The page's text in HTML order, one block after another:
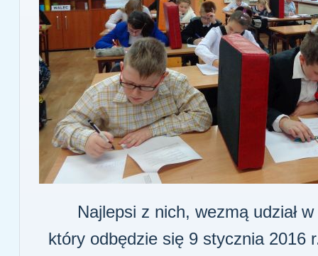
Najlepsi z nich, wezmą udział
który odbędzie się 9 stycznia 2016